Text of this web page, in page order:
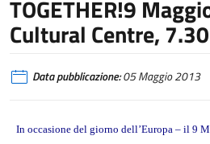
TOGETHER!9
Cultural Centre,
Data pubblicazione:05 Maggio 2013
In occasione del giorno dell’Europa – il 9